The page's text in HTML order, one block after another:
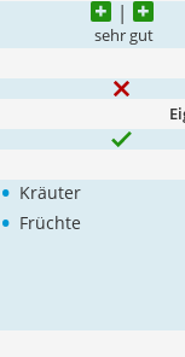
sehr gut
• Kräuter
• Früchte